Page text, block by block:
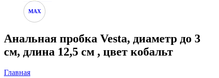
MAX
Анальная пробка Vesta, диаметр до 3
см, длина 12,5 см , цвет кобальт
Главная